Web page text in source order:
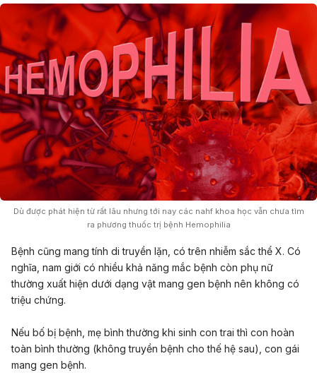
Dù được phát hiện từ rất lâu nhưng tới nay các nahf khoa học vẫn chưa tìm
ra phương thuốc trị bệnh Hemophilia
Bệnh cũng mang tính di truyền lặn, có trên nhiễm sắc thể X. Có
nghĩa, nam giới có nhiều khả năng mắc bệnh còn phụ nữ
thường xuất hiện dưới dạng vật mang gen bệnh nên không có
triệu chứng.
Nếu bố bị bệnh, mẹ bình thường khi sinh con trai thì con hoàn
toàn bình thường (không truyền bệnh cho thế hệ sau), con gái
mang gen bệnh.